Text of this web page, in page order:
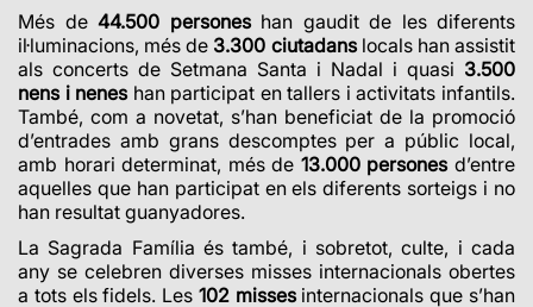
Més de 44.500 persones han gaudit de les diferents
il·luminacions, més de 3.300 ciutadanslocals han assistit
als concerts de Setmana Santa i Nadal i quasi 3.500
nens i neneshan participat en tallers i activitats infantils.
També, com a novetat, s’han beneficiat de la promoció
d’entrades amb grans descomptes per a públic local,
amb horari determinat, més de 13.000 personesd’entre
aquelles que han participat en els diferents sorteigs i no
han resultat guanyadores.
La Sagrada Família és també, i sobretot, culte, i cada
any se celebren diverses misses internacionals obertes
a tots els fidels. Les 102 missesinternacionals que s’han